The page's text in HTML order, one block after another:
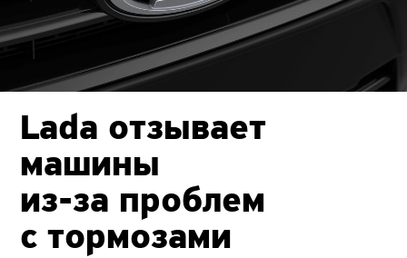
Lada отзывает
машины
из-за проблем
с тормозами